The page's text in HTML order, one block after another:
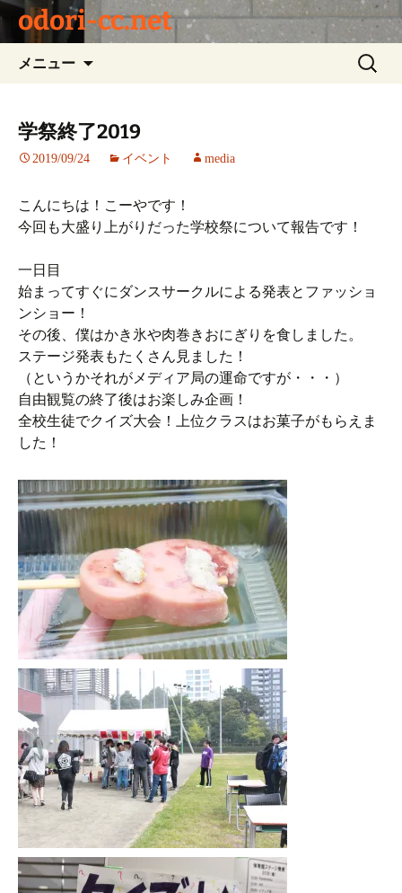
odori-cc.net
メニュー
ツ
キ
ッ
検
索:
学祭終了2019
2019/09/24 イベント media
こんにちは！こーやです！
今回も大盛り上がりだった学校祭について報告です！
一日目
始まってすぐにダンスサークルによる発表とファッショ
ンショー！
その後、僕はかき氷や肉巻きおにぎりを食しました。
ステージ発表もたくさん見ました！
（というかそれがメディア局の運命ですが・・・）
自由観覧の終了後はお楽しみ企画！
全校生徒でクイズ大会！上位クラスはお菓子がもらえま
した！